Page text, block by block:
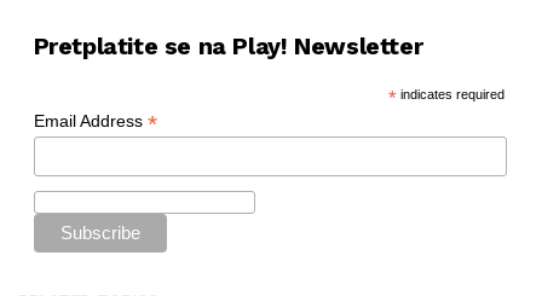
Pretplatite se na Play! Newsletter
*indicates required
Email Address *